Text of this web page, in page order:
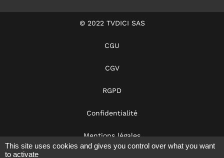
© 2022 TVDICI SAS
CGU
CGV
RGPD
Confidentialité
Mentions légales
This site uses cookies and gives you control over what you want
to activate